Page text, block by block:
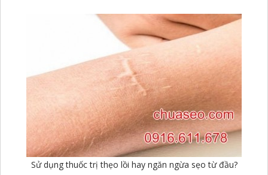
Sử dụng thuốc trị thẹo lồi hay ngăn ngừa sẹo từ đầu?